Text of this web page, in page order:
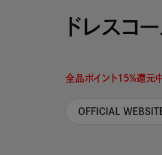
ドレスコ
全品ポイント15%還元
OFFICIAL